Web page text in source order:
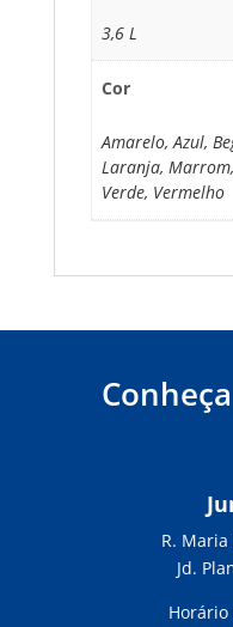
3,6 L
Cor
Amarelo, Azul,
Laranja,
Verde, Vermelho
R.
Jd.